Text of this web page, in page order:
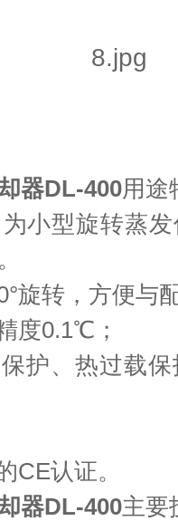
器DL-400用途
小型旋转蒸
°旋转，方便与
度0.1℃；
护、热过载
CE认证。
器DL-400主要